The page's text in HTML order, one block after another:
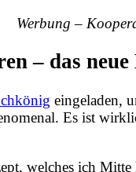
Werbung –
– das
eingeladen,
Es ist
welches ich